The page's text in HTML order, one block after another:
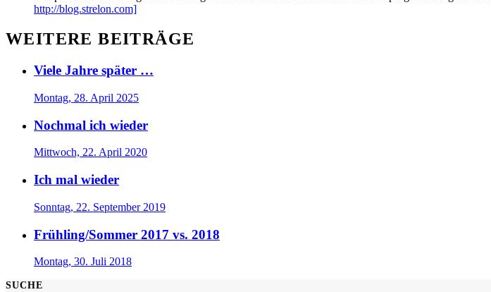
http://blog.strelon.com]
WEITERE BEITRÄGE
Viele Jahre später …
Montag, 28. April 2025
Nochmal ich wieder
Mittwoch, 22. April 2020
Ich mal wieder
Sonntag, 22. September 2019
Frühling/Sommer 2017 vs. 2018
Montag, 30. Juli 2018
SUCHE